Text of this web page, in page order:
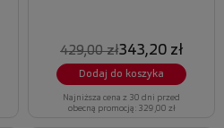
429,00 zł343,20 zł
Dodaj do koszyka
Najniższa cena z 30 dni przed
obecną promocją: 329,00 zł